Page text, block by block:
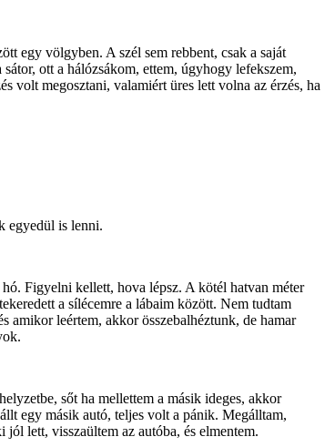
egy völgyben. A szél sem rebbent, csak a saját
ott a hálózsákom, ettem, úgyhogy lefekszem,
volt megosztani, valamiért üres lett volna az érzés, ha
egyedül is lenni.
Figyelni kellett, hova lépsz. A kötél hatvan méter
a sílécemre a lábaim között. Nem tudtam
amikor leértem, akkor összebalhéztunk, de hamar
sőt ha mellettem a másik ideges, akkor
egy másik autó, teljes volt a pánik. Megálltam,
lett, visszaültem az autóba, és elmentem.